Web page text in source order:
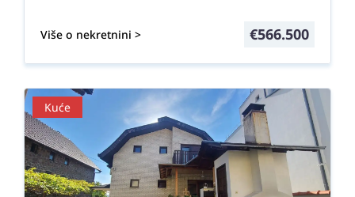
Više o nekretnini > €566.500
Kuće